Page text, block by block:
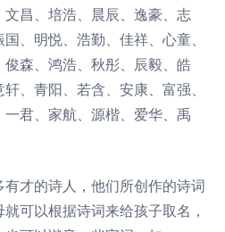
昌、培浩、晨辰、逸豪、志
、明悦、浩勤、佳祥、心童、
森、鸿浩、秋彤、辰毅、皓
、青阳、若含、安康、富强、
君、家航、源楷、爱华、禹
才的诗人，他们所创作的诗词
可以根据诗词来给孩子取名，